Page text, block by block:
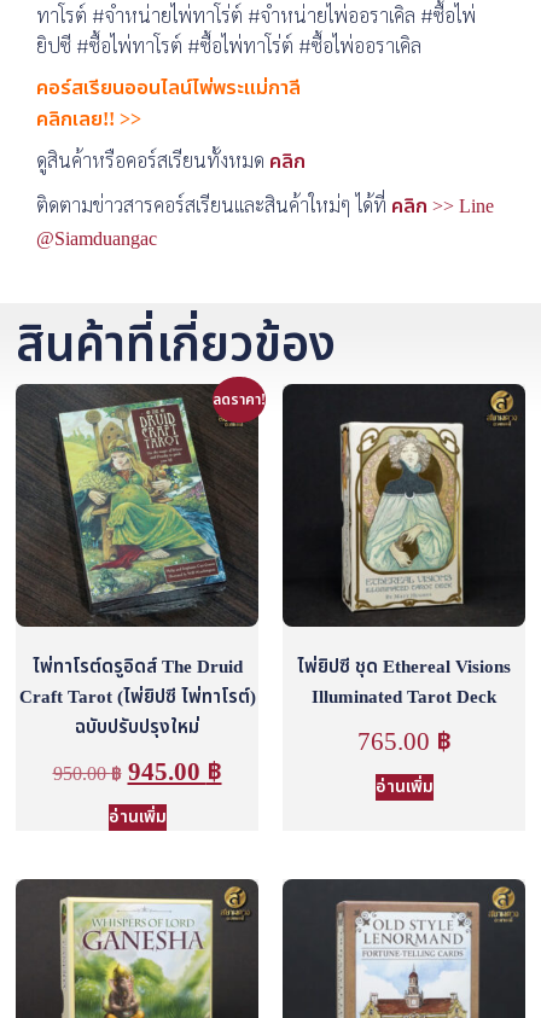
ทาโรต์ #จำหน่ายไพ่ทาโร่ต์ #จำหน่ายไพ่ออราเคิล #ซื้อไพ่
ยิปซี #ซื้อไพ่ทาโรต์ #ซื้อไพ่ทาโร่ต์ #ซื้อไพ่ออราเคิล
คอร์สเรียนออนไลน์ไพ่พระแม่กาลี
คลิกเลย!! >>
ดูสินค้าหรือคอร์สเรียนทั้งหมด คลิก
ติดตามข่าวสารคอร์สเรียนและสินค้าใหม่ๆ ได้ที่ คลิก >> Line
@Siamduangac
สินค้าที่เกี่ยวข้อง
ลดราคา!
ไพ่ทาโรต์ดรูอิดส์ The Druid
Craft Tarot (ไพ่ยิปซี ไพ่ทาโรต์)
ฉบับปรับปรุงใหม่
950.00฿ 945.00 ฿
อ่านเพิ่ม
ไพ่ยิปซี ชุด Ethereal Visions
Illuminated Tarot Deck
765.00 ฿
อ่านเพิ่ม